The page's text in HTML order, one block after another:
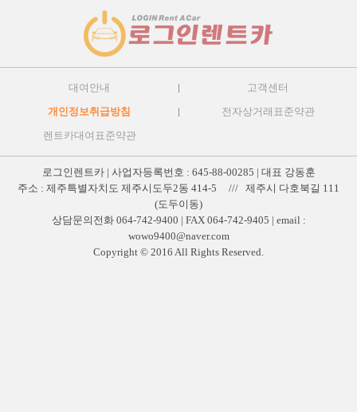
대여안내 고객센터
개인정보취급방침 전자상거래표준약관
렌트카대여표준약관
로그인렌트카 | 사업자등록번호 : 645-88-00285 | 대표 강동훈
주소 : 제주특별자치도 제주시도두2동 414-5 /// 제주시 다호북길 111
(도두이동)
상담문의전화 064-742-9400 | FAX 064-742-9405 | email :
wowo9400@naver.com
Copyright © 2016 All Rights Reserved.